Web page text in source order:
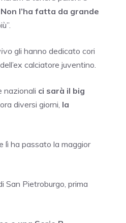
l’ha fatta da grande
gli hanno dedicato cori
calciatore juventino.
nazionali ci sarà il big
diversi giorni, la
lì ha passato la maggior
San Pietroburgo, prima